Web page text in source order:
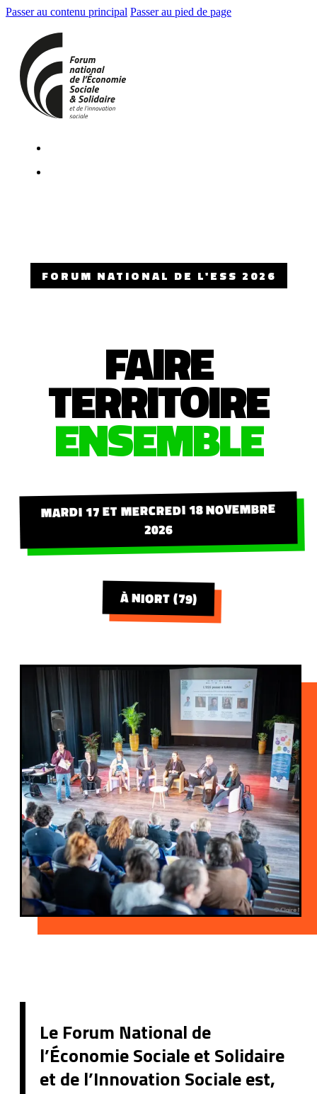
Passer au contenu principal Passer au pied de page
FORUM NATIONAL DE L'ESS 2026
FAIRE
TERRITOIRE
ENSEMBLE
MARDI 17 ET MERCREDI 18 NOVEMBRE
2026
À NIORT (79)
Le Forum National de
l’Économie Sociale et Solidaire
et de l’Innovation Sociale est,